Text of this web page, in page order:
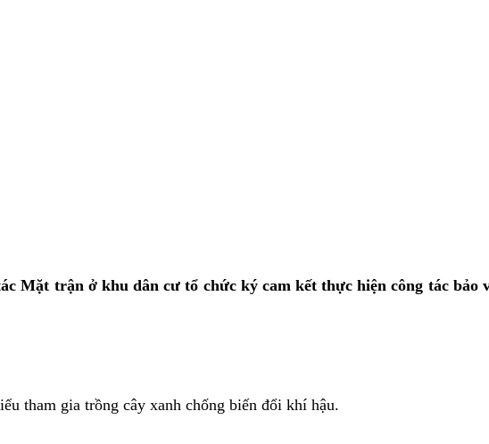
Mặt trận ở khu dân cư tổ chức ký cam kết thực hiện công tác
tham gia trồng cây xanh chống biến đổi khí hậu.